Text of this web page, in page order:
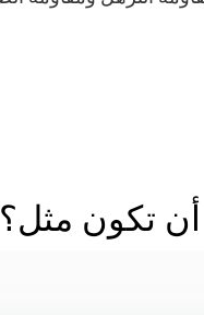
أن تكون مثل؟